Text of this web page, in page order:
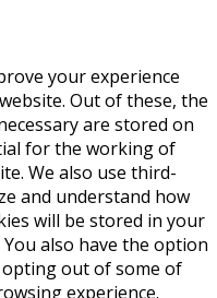
your experience
Out of these, the
are stored on
for the working of
We also use third-
and understand how
will be stored in your
also have the option
out of some of
experience.